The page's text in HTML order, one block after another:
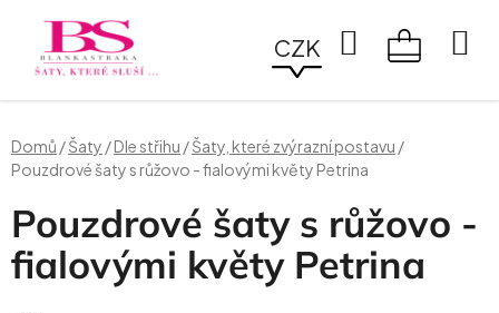
obsah
CZK
Hledat
Domů /Šaty /Dle střihu /Šaty, které zvýrazní postavu /
Pouzdrové šaty s růžovo - fialovými květy Petrina
Pouzdrové šaty s růžovo -
fialovými květy Petrina